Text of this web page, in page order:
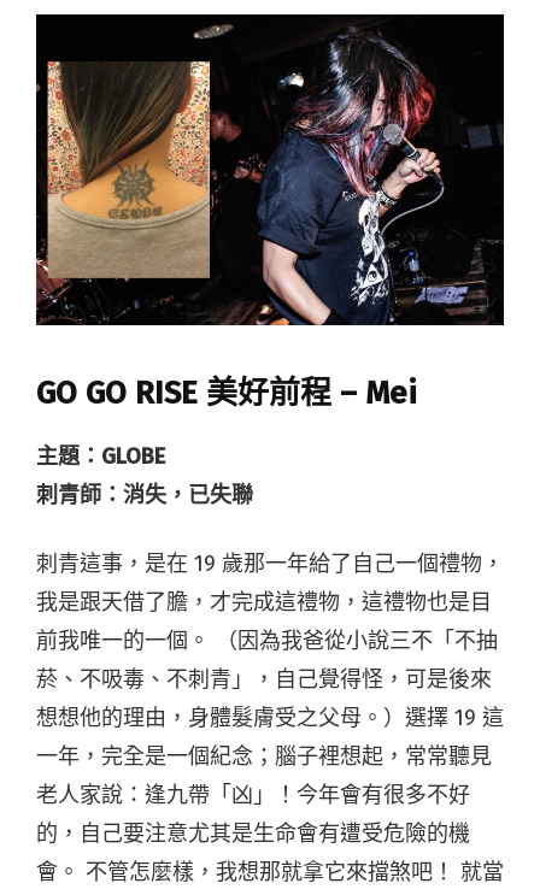
GO GO RISE 美好前程 – Mei
主題：GLOBE
刺青師：消失，已失聯
刺青這事，是在 19 歲那一年給了自己一個禮物，
我是跟天借了膽，才完成這禮物，這禮物也是目
前我唯一的一個。 （因為我爸從小說三不「不抽
菸、不吸毒、不刺青」，自己覺得怪，可是後來
想想他的理由，身體髮膚受之父母。）選擇 19 這
一年，完全是一個紀念；腦子裡想起，常常聽見
老人家說：逢九帶「凶」！今年會有很多不好
的，自己要注意尤其是生命會有遭受危險的機
會。 不管怎麼樣，我想那就拿它來擋煞吧！ 就當